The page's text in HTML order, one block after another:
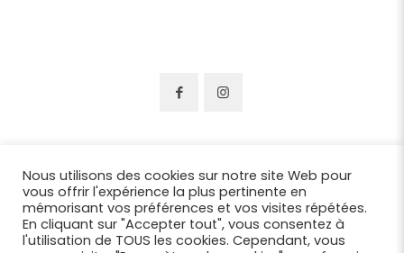
Nous utilisons des cookies sur notre site Web pour
vous offrir l'expérience la plus pertinente en
mémorisant vos préférences et vos visites répétées.
En cliquant sur "Accepter tout", vous consentez à
l'utilisation de TOUS les cookies. Cependant, vous